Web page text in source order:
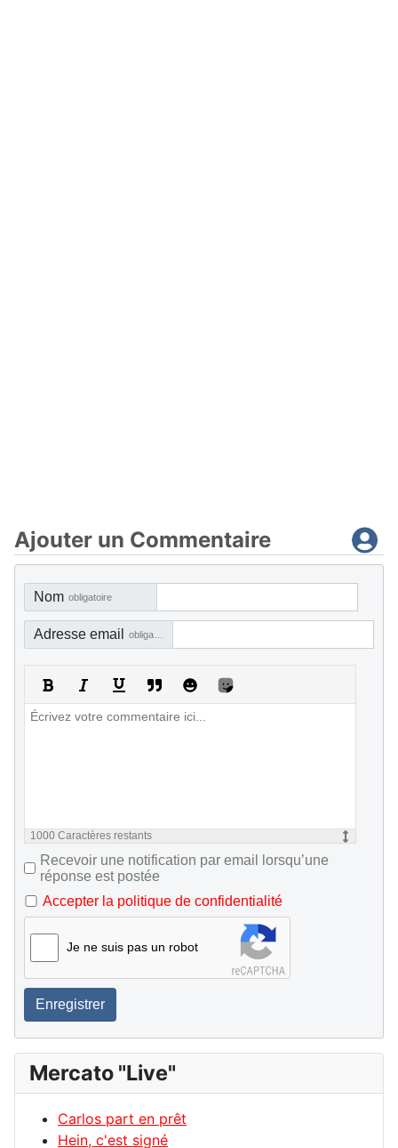
Ajouter un Commentaire
Nom obligatoire
Adresse email
1000 Caractères restants
Recevoir une notification par email lorsqu’une
réponse est postée
Accepter la politique de confidentialité
Je ne suis pas un robot
Enregistrer
Mercato "Live"
Carlos part en prêt
Hein, c'est signé